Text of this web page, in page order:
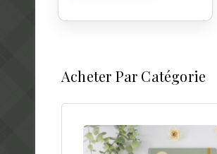
Acheter Par Catégorie